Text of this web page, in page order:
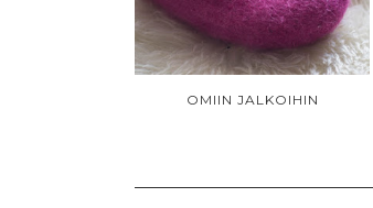
OMIIN JALKOIHIN